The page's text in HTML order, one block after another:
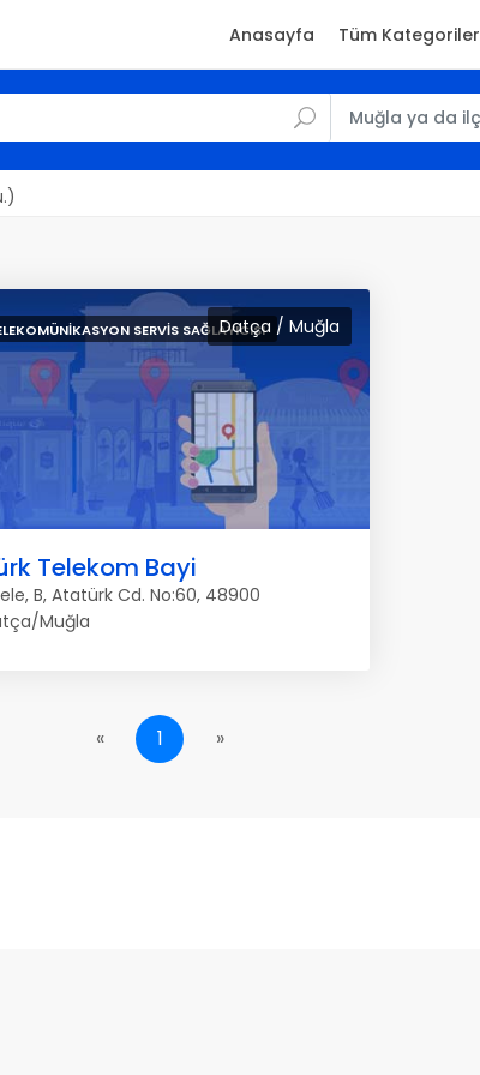
Anasayfa Tüm Kategoriler
Datça / Muğla
SERVIS SAĞLAYICISI
Telekom Bayi
B, Atatürk Cd. No:60, 48900
Muğla
« 1 »